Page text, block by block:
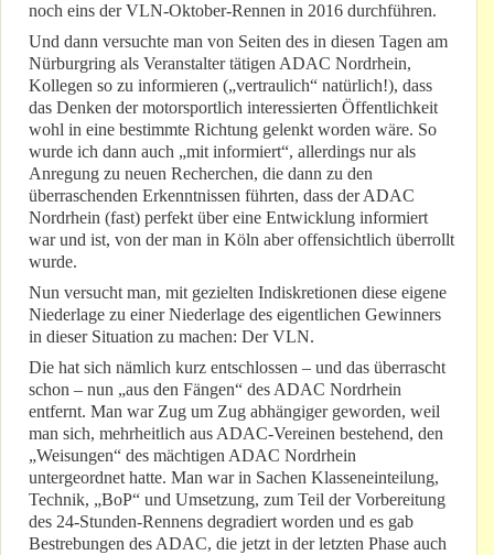
noch eins der VLN-Oktober-Rennen in 2016 durchführen.
Und dann versuchte man von Seiten des in diesen Tagen am
Nürburgring als Veranstalter tätigen ADAC Nordrhein,
Kollegen so zu informieren („vertraulich“ natürlich!), dass
das Denken der motorsportlich interessierten Öffentlichkeit
wohl in eine bestimmte Richtung gelenkt worden wäre. So
wurde ich dann auch „mit informiert“, allerdings nur als
Anregung zu neuen Recherchen, die dann zu den
überraschenden Erkenntnissen führten, dass der ADAC
Nordrhein (fast) perfekt über eine Entwicklung informiert
war und ist, von der man in Köln aber offensichtlich überrollt
wurde.
Nun versucht man, mit gezielten Indiskretionen diese eigene
Niederlage zu einer Niederlage des eigentlichen Gewinners
in dieser Situation zu machen: Der VLN.
Die hat sich nämlich kurz entschlossen – und das überrascht
schon – nun „aus den Fängen“ des ADAC Nordrhein
entfernt. Man war Zug um Zug abhängiger geworden, weil
man sich, mehrheitlich aus ADAC-Vereinen bestehend, den
„Weisungen“ des mächtigen ADAC Nordrhein
untergeordnet hatte. Man war in Sachen Klasseneinteilung,
Technik, „BoP“ und Umsetzung, zum Teil der Vorbereitung
des 24-Stunden-Rennens degradiert worden und es gab
Bestrebungen des ADAC, die jetzt in der letzten Phase auch